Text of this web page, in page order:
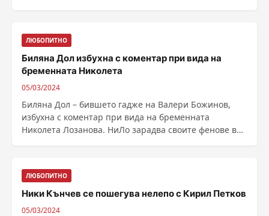
ЛЮБОПИТНО
Биляна Дол избухна с коментар при вида на
бременната Николета
05/03/2024
Биляна Дол – бившето гадже на Валери Божинов,
избухна с коментар при вида на бременната
Николета Лозанова. НиЛо зарадва своите фенове в
ЛЮБОПИТНО
Ники Кънчев се пошегува нелепо с Кирил Петков
05/03/2024